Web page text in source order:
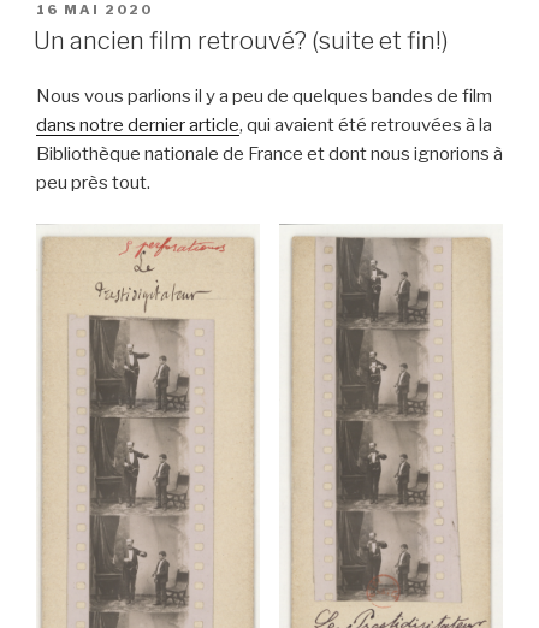
PUBLIÉ
LE
16 MAI 2020
Un ancien film retrouvé? (suite et fin!)
Nous vous parlions il y a peu de quelques bandes de film
dans notre dernier article, qui avaient été retrouvées à la
Bibliothèque nationale de France et dont nous ignorions à
peu près tout.